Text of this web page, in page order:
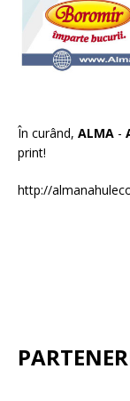
În curând, ALMA -
print!
http://